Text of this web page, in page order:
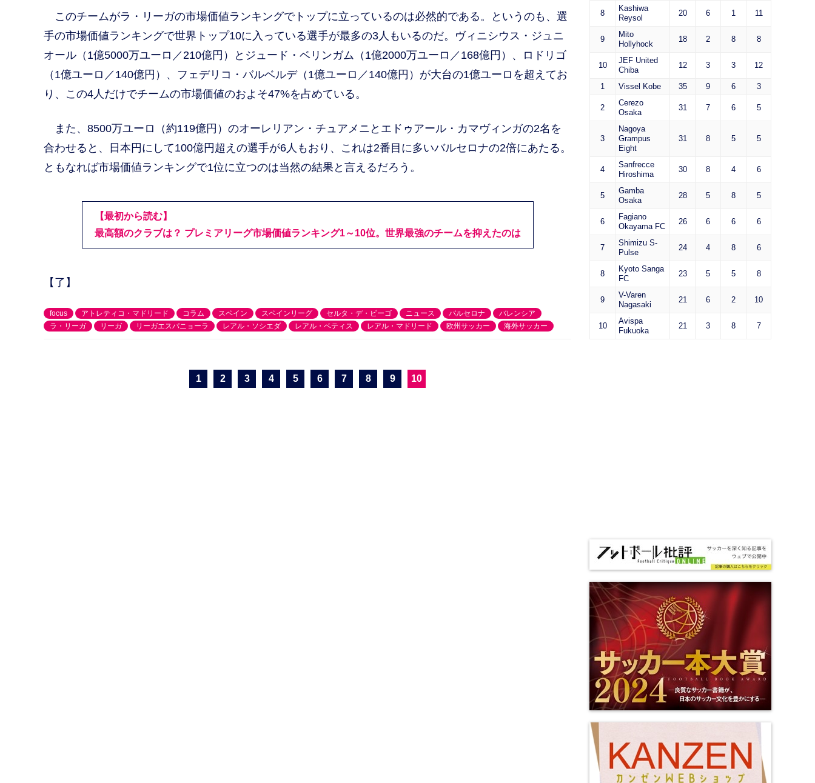
このチームがラ・リーガの市場価値ランキングでトップに立っているのは必然的である。というのも、選
手の市場価値ランキングで世界トップ10に入っている選手が最多の3人もいるのだ。ヴィニシウス・ジュニ
オール（1億5000万ユーロ／210億円）とジュード・ベリンガム（1億2000万ユーロ／168億円）、ロドリゴ
（1億ユーロ／140億円）、フェデリコ・バルベルデ（1億ユーロ／140億円）が大台の1億ユーロを超えてお
り、この4人だけでチームの市場価値のおよそ47%を占めている。
また、8500万ユーロ（約119億円）のオーレリアン・チュアメニとエドゥアール・カマヴィンガの2名を
合わせると、日本円にして100億円超えの選手が6人もおり、これは2番目に多いバルセロナの2倍にあたる。
ともなれば市場価値ランキングで1位に立つのは当然の結果と言えるだろう。
【最初から読む】
最高額のクラブは？ プレミアリーグ市場価値ランキング1～10位。世界最強のチームを抑えたのは
【了】
focus アトレティコ・マドリード コラム スペイン スペインリーグ セルタ・デ・ビーゴ ニュース バルセロナ
バレンシア
ラ・リーガ
リーガ リーガエスパニョーラ レアル・ソシエダ レアル・ベティス レアル・マドリード 欧州サッカー 海外サッカー
1 2 3 4 5 6 7 8 9 10
8
Kashiwa
Reysol
20 6 1 11
9
Mito
Hollyhock
18 2 8 8
10
JEF United
Chiba
12 3 3 12
1 Vissel Kobe 35 9 6 3
2
Cerezo
Osaka
31 7 6 5
3
Nagoya
Grampus
Eight
31 8 5 5
4
Sanfrecce
Hiroshima
30 8 4 6
5
Gamba
Osaka
28 5 8 5
6
Fagiano
Okayama FC
26 6 6 6
7
Shimizu S-
Pulse
24 4 8 6
8
Kyoto Sanga
FC
23 5 5 8
9
V-Varen
Nagasaki
21 6 2 10
10
Avispa
Fukuoka
21 3 8 7